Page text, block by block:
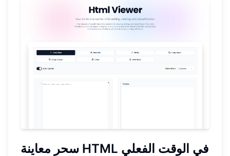
سحر معاينة HTML في الوقت الفعلي